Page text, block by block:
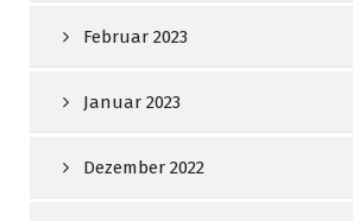
Februar 2023
Januar 2023
Dezember 2022